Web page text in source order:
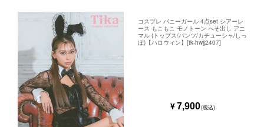
コスプレ バニーガール 4点set シアーレ
ース もこもこ モノトーン へそ出し アニ
マル (トップス/パンツ/カチューシャ/しっ
ぽ)【ハロウィン】[tk-hwjj2407]
¥ 7,900(税込)